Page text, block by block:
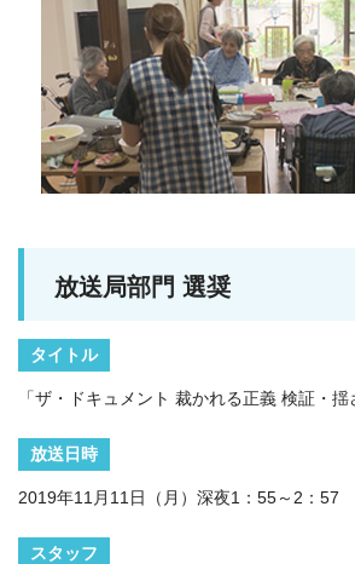
放送局部門 選奨
タイトル
「ザ・ドキュメント 裁かれる正義 検証・揺
放送日時
2019年11月11日（月）深夜1：55～2：57
スタッフ